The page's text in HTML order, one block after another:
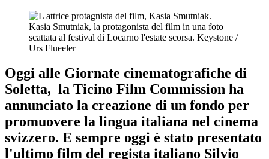
Kasia Smutniak, la protagonista del film in una foto
scattata al festival di Locarno l'estate scorsa. Keystone /
Urs Flueeler
Oggi alle Giornate cinematografiche di
Soletta, la Ticino Film Commission ha
annunciato la creazione di un fondo per
promuovere la lingua italiana nel cinema
svizzero. E sempre oggi è stato presentato
l'ultimo film del regista italiano Silvio